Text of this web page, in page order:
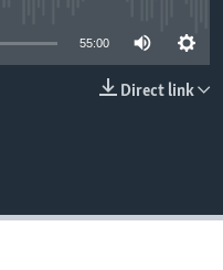
55:00
Direct link